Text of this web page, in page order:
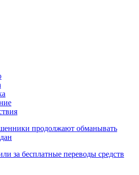
продолжают обманывать
за бесплатные переводы средств